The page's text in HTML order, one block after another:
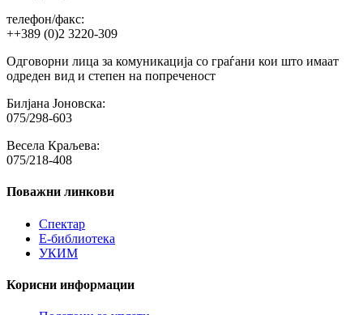
телефон/факс:
++389 (0)2 3220-309
Одговорни лица за комуникација со граѓани кои што имаат
одреден вид и степен на попреченост
Билјана Јоновска:
075/298-603
Весела Краљева:
075/218-408
Поважни линкови
Спектар
Е-библиотека
УКИМ
Корисни информации